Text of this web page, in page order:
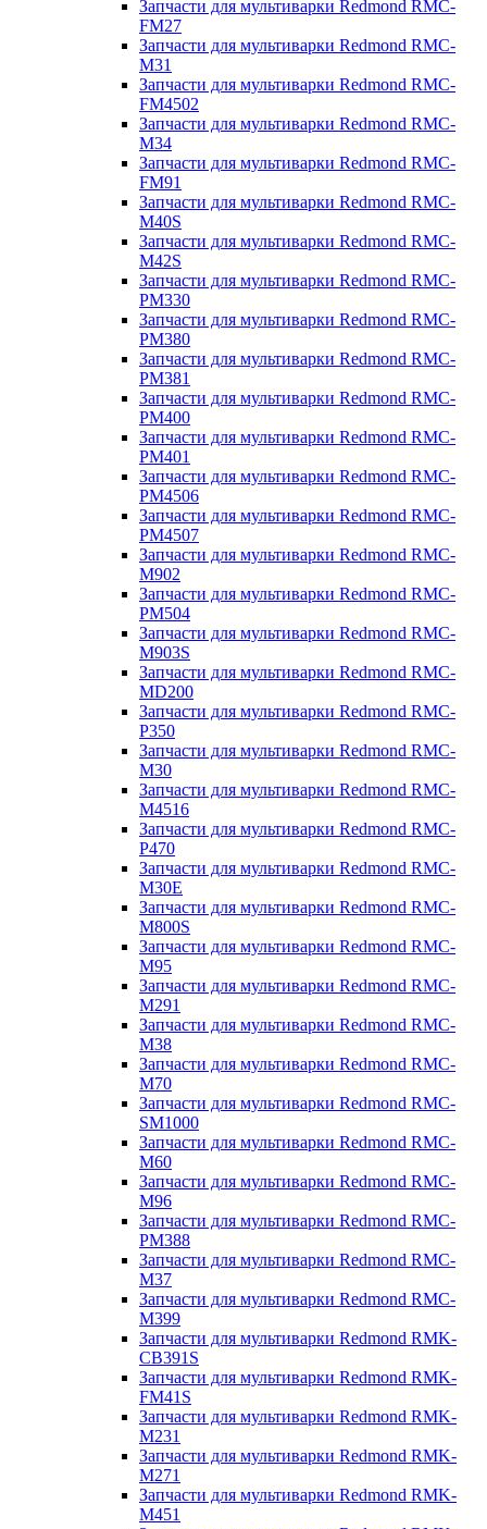
Запчасти для мультиварки Redmond RMC-
FM27
Запчасти для мультиварки Redmond RMC-
M31
Запчасти для мультиварки Redmond RMC-
FM4502
Запчасти для мультиварки Redmond RMC-
M34
Запчасти для мультиварки Redmond RMC-
FM91
Запчасти для мультиварки Redmond RMC-
M40S
Запчасти для мультиварки Redmond RMC-
M42S
Запчасти для мультиварки Redmond RMC-
PM330
Запчасти для мультиварки Redmond RMC-
PM380
Запчасти для мультиварки Redmond RMC-
PM381
Запчасти для мультиварки Redmond RMC-
PM400
Запчасти для мультиварки Redmond RMC-
PM401
Запчасти для мультиварки Redmond RMC-
PM4506
Запчасти для мультиварки Redmond RMC-
PM4507
Запчасти для мультиварки Redmond RMC-
M902
Запчасти для мультиварки Redmond RMC-
PM504
Запчасти для мультиварки Redmond RMC-
M903S
Запчасти для мультиварки Redmond RMC-
MD200
Запчасти для мультиварки Redmond RMC-
P350
Запчасти для мультиварки Redmond RMC-
M30
Запчасти для мультиварки Redmond RMC-
M4516
Запчасти для мультиварки Redmond RMC-
P470
Запчасти для мультиварки Redmond RMC-
M30E
Запчасти для мультиварки Redmond RMC-
M800S
Запчасти для мультиварки Redmond RMC-
M95
Запчасти для мультиварки Redmond RMC-
M291
Запчасти для мультиварки Redmond RMC-
M38
Запчасти для мультиварки Redmond RMC-
M70
Запчасти для мультиварки Redmond RMC-
SM1000
Запчасти для мультиварки Redmond RMC-
M60
Запчасти для мультиварки Redmond RMC-
M96
Запчасти для мультиварки Redmond RMC-
PM388
Запчасти для мультиварки Redmond RMC-
M37
Запчасти для мультиварки Redmond RMC-
M399
Запчасти для мультиварки Redmond RMK-
CB391S
Запчасти для мультиварки Redmond RMK-
FM41S
Запчасти для мультиварки Redmond RMK-
M231
Запчасти для мультиварки Redmond RMK-
M271
Запчасти для мультиварки Redmond RMK-
M451